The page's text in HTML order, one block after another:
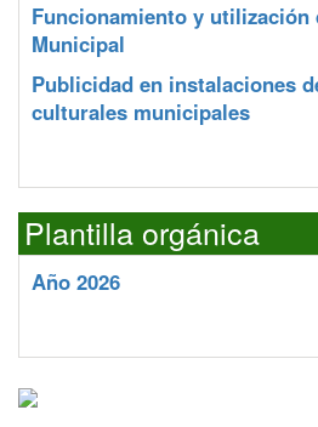
Funcionamiento y utilización
Municipal
Publicidad en instalaciones
culturales municipales
Plantilla orgánica
Año 2026